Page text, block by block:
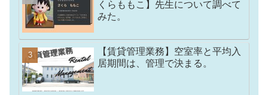
くらももこ】先生について調べて
みた。
【賃貸管理業務】空室率と平均入
居期間は、管理で決まる。